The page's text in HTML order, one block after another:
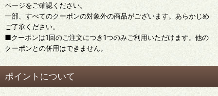
ページをご確認ください。
一部、すべてのクーポンの対象外の商品がございます。あらかじめ
ご了承ください。
■クーポンは1回のご注文につき1つのみご利用いただけます。他の
クーポンとの併用はできません。
ポイントについて